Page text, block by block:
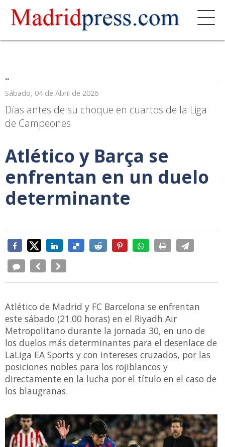
..
Sábado, 04 de Abril de 2026
Días antes de su choque en cuartos de la Liga
de Campeones
Atlético y Barça se
enfrentan en un duelo
determinante
Atlético de Madrid y FC Barcelona se enfrentan
este sábado (21.00 horas) en el Riyadh Air
Metropolitano durante la jornada 30, en uno de
los duelos más determinantes para el desenlace de
LaLiga EA Sports y con intereses cruzados, por las
posiciones nobles para los rojiblancos y
directamente en la lucha por el título en el caso de
los blaugranas.